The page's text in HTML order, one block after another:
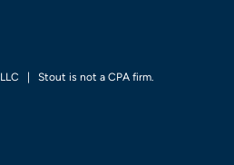
| Stout is not a CPA firm.